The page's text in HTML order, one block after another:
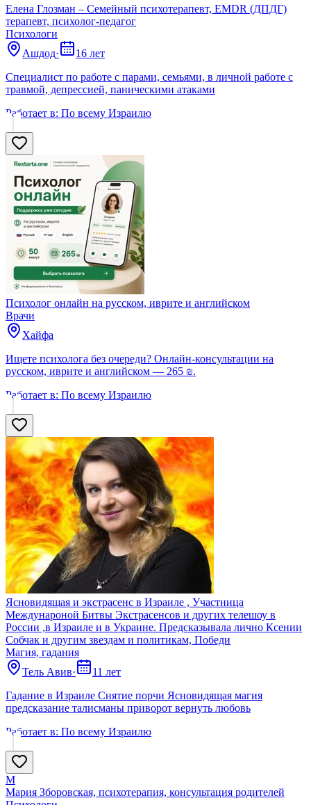
Елена Глозман – Семейный психотерапевт, EMDR (ДПДГ)
терапевт, психолог-педагог
Психологи
Ашдод·
16 лет
Специалист по работе с парами, семьями, в личной работе с
травмой, депрессией, паническими атаками
Работает в: По всему Израилю
Психолог онлайн на русском, иврите и английском
Врачи
Хайфа
Ищете психолога без очереди? Онлайн-консультации на
русском, иврите и английском — 265 ₪.
Работает в: По всему Израилю
Ясновидящая и экстрасенс в Израиле , Участница
Междунароной Битвы Экстрасенсов и других телешоу в
России ,в Израиле и в Украине. Предсказывала лично Ксении
Собчак и другим звездам и политикам, Победи
Магия, гадания
Тель Авив·
11 лет
Гадание в Израиле Снятие порчи Ясновидящая магия
предсказание талисманы приворот вернуть любовь
Работает в: По всему Израилю
М
Мария Зборовская, психотерапия, консультация родителей